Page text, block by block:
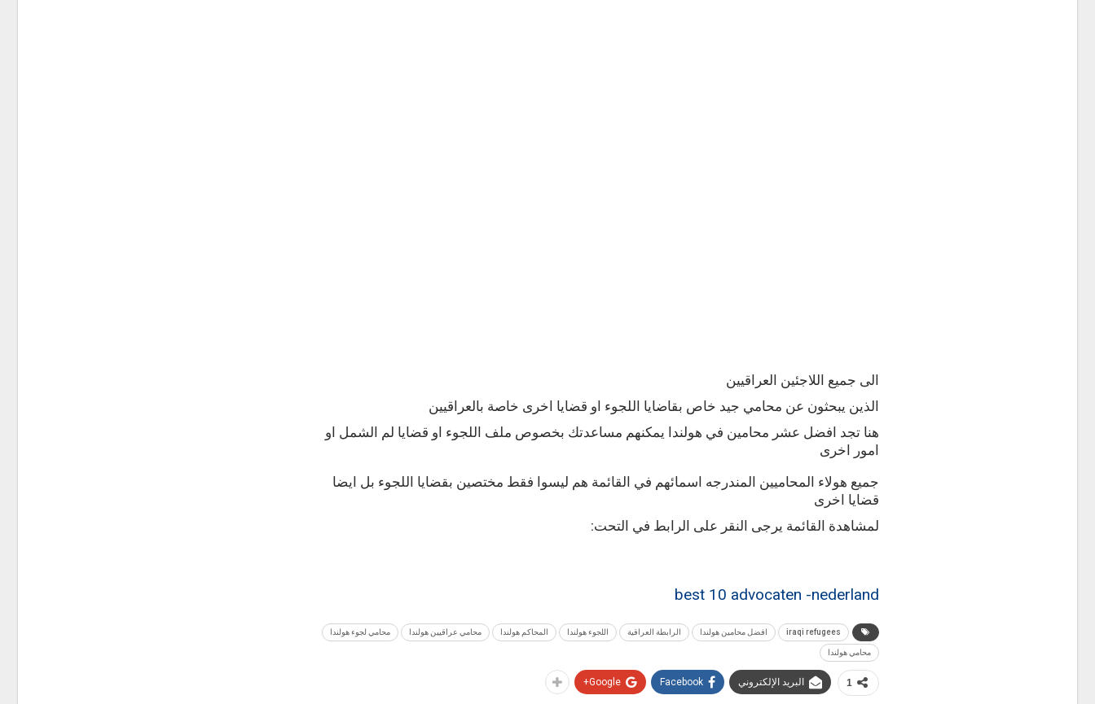
الى جميع اللاجئين العراقيين
الذين يبحثون عن محامي جيد خاص بقاضايا اللجوء او قضايا اخرى خاصة بالعراقيين
هنا تجد افضل عشر محامين في هولندا يمكنهم مساعدتك بخصوص ملف اللجوء او قضايا لم الشمل او
امور اخرى
جميع هولاء المحاميين المندرجه اسمائهم في القائمة هم ليسوا فقط مختصين بقضايا اللجوء بل ايضا
قضايا اخرى
لمشاهدة القائمة يرجى النقر على الرابط في التحت:
best 10 advocaten -nederland
iraqi refugees افضل محامين هولندا الرابطة العراقية اللجوء هولندا المحاكم هولندا محامي عراقيين هولندا محامي لجوء هولندا
محامي هولندا
1 البريد الإلكتروني Facebook
Google+